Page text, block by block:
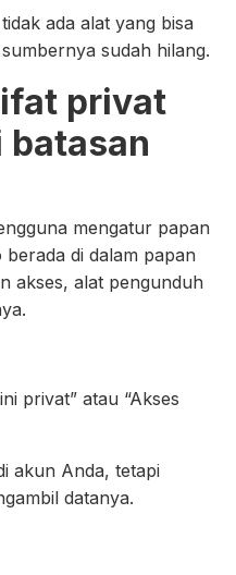
ada alat yang bisa
sudah hilang.
privat
batasan
mengatur papan
berada di dalam papan
akses, alat pengunduh
privat” atau “Akses
akun Anda, tetapi
datanya.